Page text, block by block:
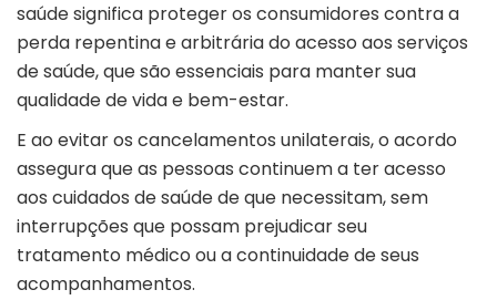
saúde significa proteger os consumidores contra a
perda repentina e arbitrária do acesso aos serviços
de saúde, que são essenciais para manter sua
qualidade de vida e bem-estar.
E ao evitar os cancelamentos unilaterais, o acordo
assegura que as pessoas continuem a ter acesso
aos cuidados de saúde de que necessitam, sem
interrupções que possam prejudicar seu
tratamento médico ou a continuidade de seus
acompanhamentos.